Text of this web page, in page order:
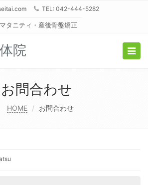
TEL: 042-444-5282
タニティ・産後骨盤矯正
院
お問合わせ
HOME お問合わせ